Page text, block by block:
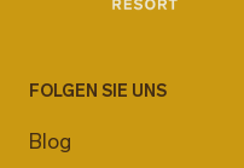
FOLGEN SIE UNS
Blog